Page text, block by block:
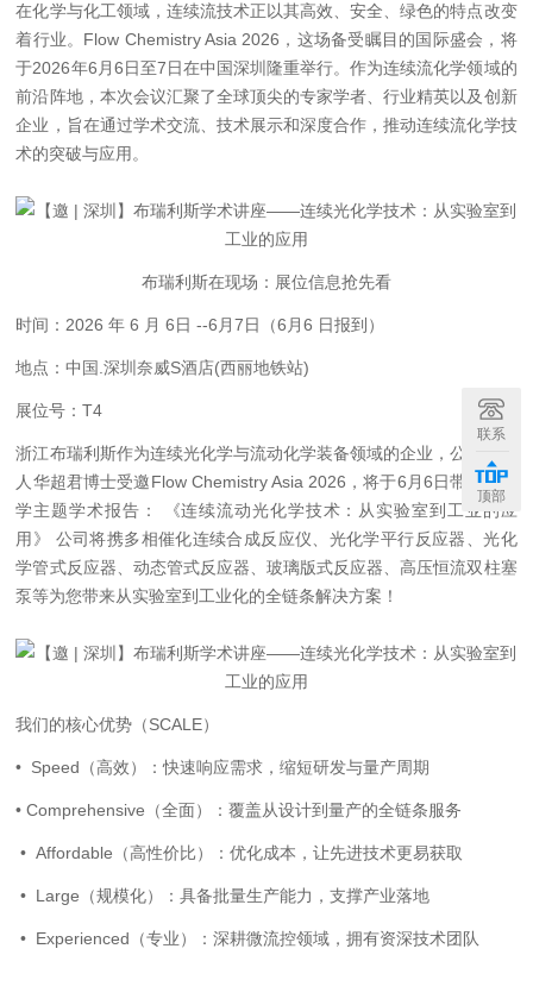
在化学与化工领域，连续流技术正以其高效、安全、绿色的特点改变
着行业。 Flow Chemistry Asia 2026，这场备受瞩目的国际盛会，将
于2026年6月6日至7日在中国深圳隆重举行。作为连续流化学领域的
前沿阵地，本次会议汇聚了全球顶尖的专家学者、行业精英以及创新
企业，旨在通过学术交流、技术展示和深度合作，推动连续流化学技
术的突破与应用。
布瑞利斯在现场：展位信息抢先看
时间： 2026 年 6 月 6日 --6月7日（6月6 日报到）
地点：中国 .深圳奈威S酒店(西丽地铁站)
展位号：T4
浙江布瑞利斯作为连续光化学与流动化学装备领域的企业，公司创始
人华超君博士受邀Flow Chemistry Asia 2026，将于6月6日带来光化
学主题学术报告： 《连续流动光化学技术：从实验室到工业的应
用》 公司将携多相催化连续合成反应仪、光化学平行反应器、光化
学管式反应器、动态管式反应器、玻璃版式反应器、高压恒流双柱塞
泵等为您带来从实验室到工业化的全链条解决方案！
我们的核心优势（SCALE）
• Speed（高效）：快速响应需求，缩短研发与量产周期
• Comprehensive（全面）：覆盖从设计到量产的全链条服务
• Affordable（高性价比）：优化成本，让先进技术更易获取
• Large（规模化）：具备批量生产能力，支撑产业落地
• Experienced（专业）：深耕微流控领域，拥有资深技术团队
联系
顶部